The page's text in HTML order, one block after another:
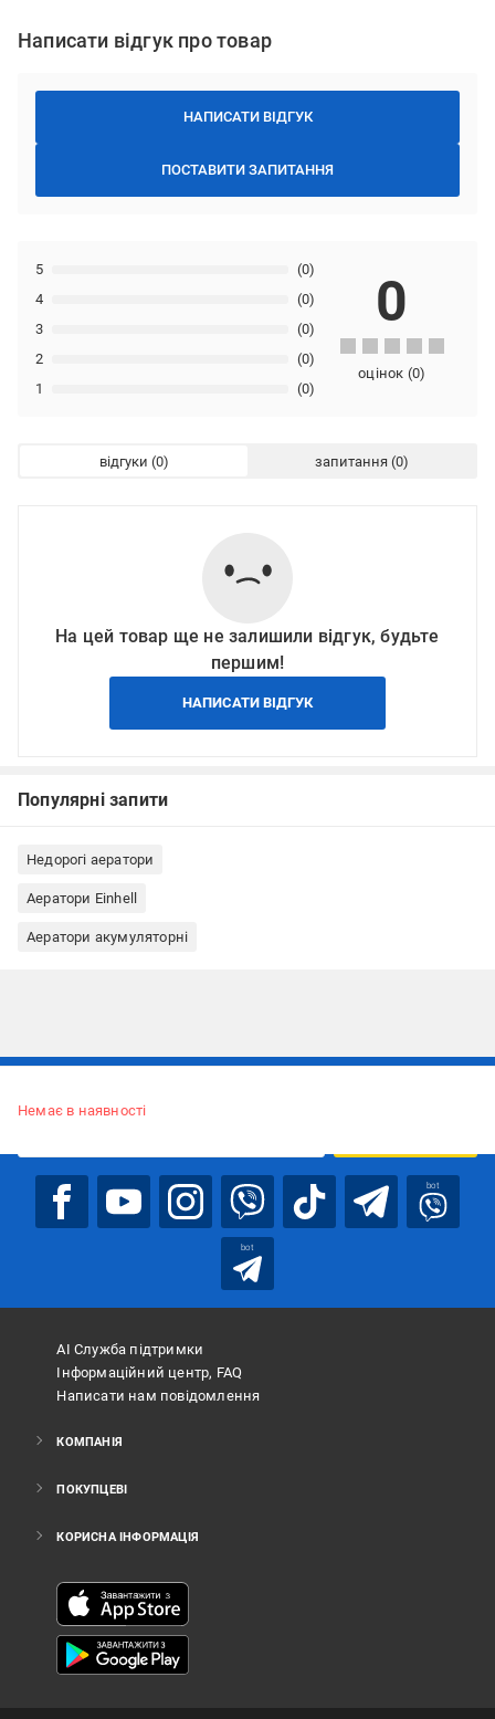
Написати відгук про товар
НАПИСАТИ ВІДГУК
ПОСТАВИТИ ЗАПИТАННЯ
1 (0)
2 (0)
3 (0)
4 (0)
5 (0)
0
оцінок (0)
відгуки запитання
На цей товар ще не залишили відгук, будьте
першим!
НАПИСАТИ ВІДГУК
Популярні запити
Недорогі аератори
Аератори Einhell
Аератори акумуляторні
Немає в наявності
bot
bot
АІ Служба підтримки
Інформаційний центр, FAQ
Написати нам повідомлення
КОМПАНІЯ
ПОКУПЦЕВІ
КОРИСНА ІНФОРМАЦІЯ